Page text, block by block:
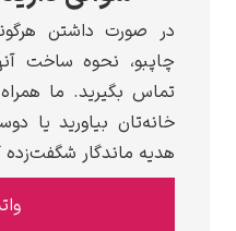
در صورت داشتن
چاپبو، نحوه ساخت
تماس بگیرید. ما
خانه‌تان بیاورید یا
هدیه ماندگار شگفت‌زده